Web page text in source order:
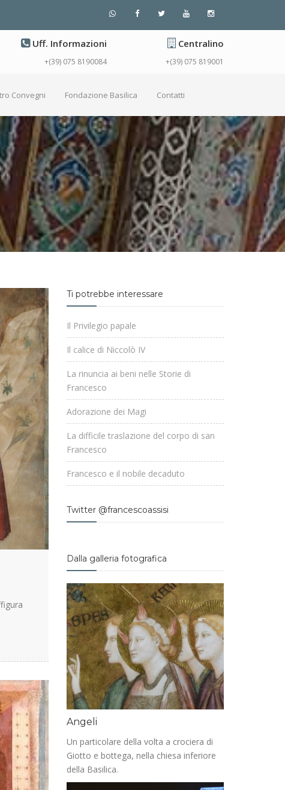
Uff. Informazioni
+(39) 075 8190084
Centralino
+(39) 075 819001
Convegni Fondazione Basilica Contatti
Ti potrebbe interessare
Il Privilegio papale
Il calice di Niccolò IV
La rinuncia ai beni nelle Storie di
Francesco
Adorazione dei Magi
La difficile traslazione del corpo di san
Francesco
Francesco e il nobile decaduto
Twitter @francescoassisi
Dalla galleria fotografica
Angeli
Un particolare della volta a crociera di
Giotto e bottega, nella chiesa inferiore
della Basilica.